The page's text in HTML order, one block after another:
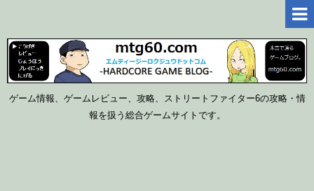
ゲーム情報、ゲームレビュー、攻略、ストリートファイター6の攻略・情
報を扱う総合ゲームサイトです。